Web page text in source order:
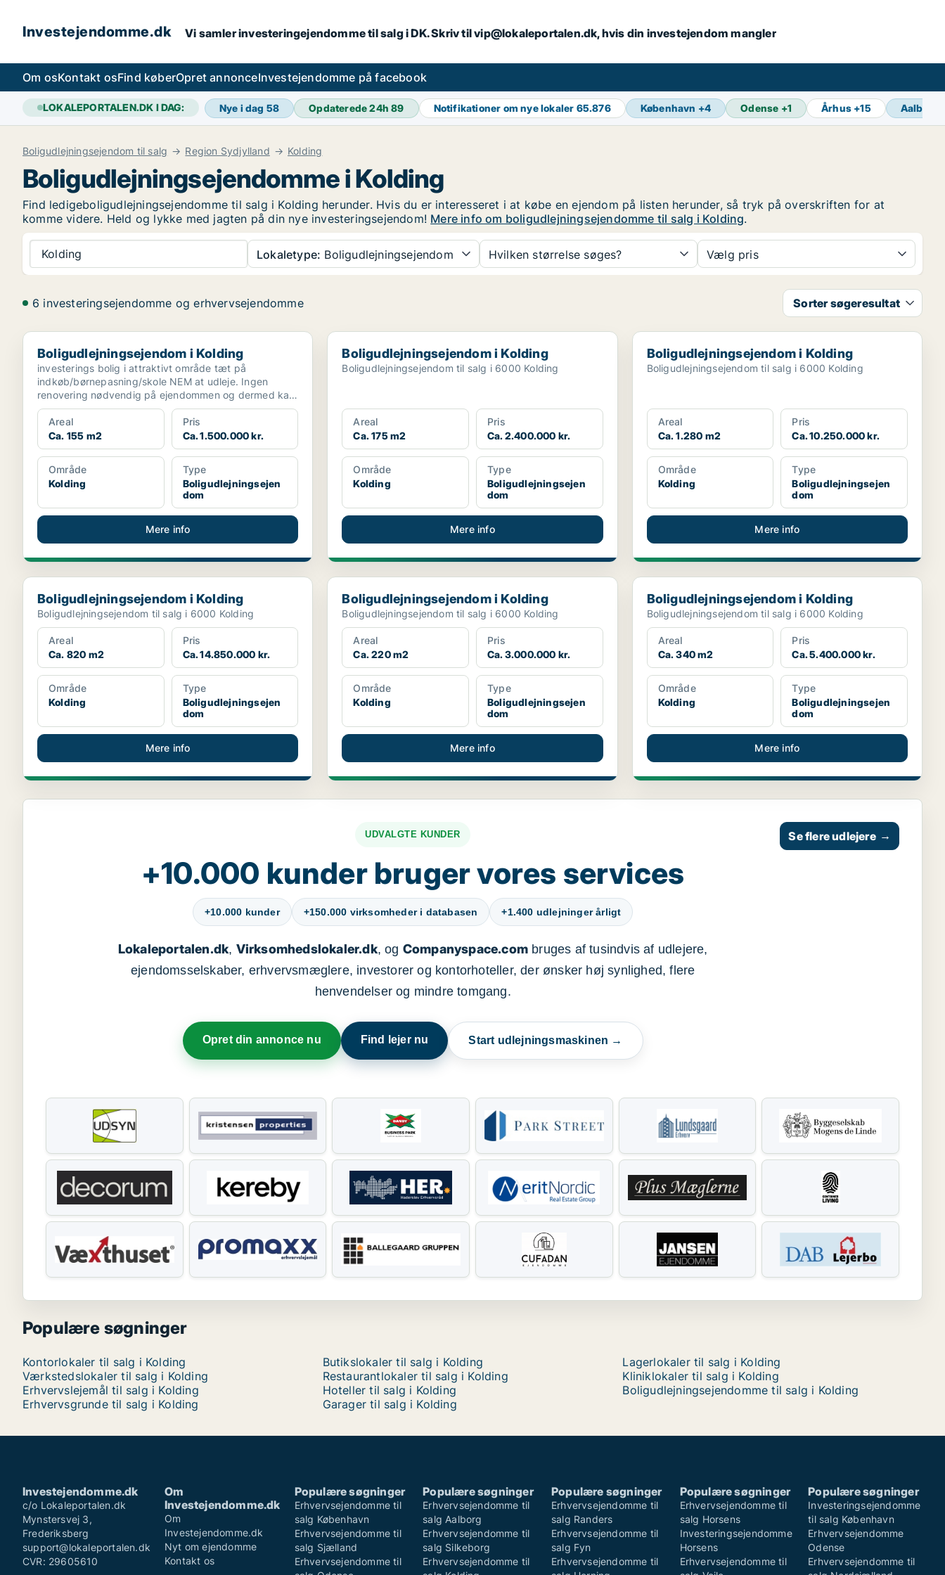
Investejendomme.dk Vi samler investeringejendomme til salg i DK. Skriv til vip@lokaleportalen.dk, hvis din investejendom mangler
Om osKontakt osFind køberOpret annonceInvestejendomme på facebook
LOKALEPORTALEN.DK I DAG: Nye i dag 58 Opdaterede 24h89 Notifikationer om nye lokaler 65.876 København +4 Odense +1 Århus +15 Aalborg
Boligudlejningsejendom til salg Region Sydjylland Kolding
Boligudlejningsejendomme i Kolding
Find ledigeboligudlejningsejendomme til salg i Kolding herunder. Hvis du er interesseret i at købe en ejendom på listen herunder, så tryk på overskriften for at
komme videre. Held og lykke med jagten på din nye investeringsejendom! Mere info om boligudlejningsejendomme til salg i Kolding.
Kolding Lokaletype: Boligudlejningsejendom Hvilken størrelse søges? Vælg pris
6 investeringsejendomme og erhvervsejendomme Sorter søgeresultat
Boligudlejningsejendom i Kolding
Boligudlejningsejendom i Kolding
investerings bolig i attraktivt område tæt på
indkøb/børnepasning/skole NEM at udleje. Ingen
renovering nødvendig på ejendommen og dermed kan
man udleje fra ...
Areal
Ca. 155 m2
Pris
Ca. 1.500.000 kr.
Område
Kolding
Type
Boligudlejningsejen
dom
Mere info
Boligudlejningsejendom i Kolding
Boligudlejningsejendom i Kolding
Boligudlejningsejendom til salg i 6000 Kolding
Areal
Ca. 175 m2
Pris
Ca. 2.400.000 kr.
Område
Kolding
Type
Boligudlejningsejen
dom
Mere info
Boligudlejningsejendom i Kolding
Boligudlejningsejendom i Kolding
Boligudlejningsejendom til salg i 6000 Kolding
Areal
Ca. 1.280 m2
Pris
Ca. 10.250.000 kr.
Område
Kolding
Type
Boligudlejningsejen
dom
Mere info
Boligudlejningsejendom i Kolding
Boligudlejningsejendom i Kolding
Boligudlejningsejendom til salg i 6000 Kolding
Areal
Ca. 820 m2
Pris
Ca. 14.850.000 kr.
Område
Kolding
Type
Boligudlejningsejen
dom
Mere info
Boligudlejningsejendom i Kolding
Boligudlejningsejendom i Kolding
Boligudlejningsejendom til salg i 6000 Kolding
Areal
Ca. 220 m2
Pris
Ca. 3.000.000 kr.
Område
Kolding
Type
Boligudlejningsejen
dom
Mere info
Boligudlejningsejendom i Kolding
Boligudlejningsejendom i Kolding
Boligudlejningsejendom til salg i 6000 Kolding
Areal
Ca. 340 m2
Pris
Ca. 5.400.000 kr.
Område
Kolding
Type
Boligudlejningsejen
dom
Mere info
UDVALGTE KUNDER
+10.000 kunder bruger vores services
+10.000 kunder +150.000 virksomheder i databasen +1.400 udlejninger årligt
Lokaleportalen.dk, Virksomhedslokaler.dk, og Companyspace.combruges af tusindvis af udlejere,
ejendomsselskaber, erhvervsmæglere, investorer og kontorhoteller, der ønsker høj synlighed, flere
henvendelser og mindre tomgang.
Opret din annonce nu Find lejer nu Start udlejningsmaskinen →
Se flere udlejere →
Populære søgninger
Kontorlokaler til salg i Kolding Butikslokaler til salg i Kolding
Lagerlokaler til salg i Kolding
Værkstedslokaler til salg i Kolding
Restaurantlokaler til salg i Kolding
Kliniklokaler til salg i Kolding
Erhvervslejemål til salg i Kolding
Hoteller til salg i Kolding
Boligudlejningsejendomme til salg i Kolding
Erhvervsgrunde til salg i Kolding
Garager til salg i Kolding
Investejendomme.dk
c/o Lokaleportalen.dk
Mynstersvej 3,
Frederiksberg
support@lokaleportalen.dk
CVR: 29605610
Om
Investejendomme.dk
Om
Investejendomme.dk
Nyt om ejendomme
Kontakt os
Populære søgninger
Erhvervsejendomme til
salg København
Erhvervsejendomme til
salg Sjælland
Erhvervsejendomme til
Populære søgninger
Erhvervsejendomme til
salg Aalborg
Erhvervsejendomme til
salg Silkeborg
Erhvervsejendomme til
Populære søgninger
Erhvervsejendomme til
salg Randers
Erhvervsejendomme til
salg Fyn
Erhvervsejendomme til
Populære søgninger
Erhvervsejendomme til
salg Horsens
Investeringsejendomme
Horsens
Erhvervsejendomme til
Populære søgninger
Investeringsejendomme
til salg København
Erhvervsejendomme
Odense
Erhvervsejendomme til